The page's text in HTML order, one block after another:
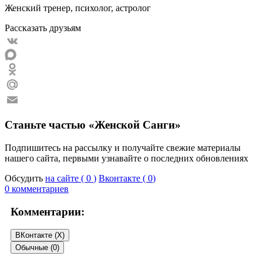
Женский тренер, психолог, астролог
Рассказать друзьям
VK
MAX
Odnoklassniki
Mail.Ru
Станьте частью «Женской Санги»
Подпишитесь на рассылку и получайте свежие материалы
нашего сайта, первыми узнавайте о последних обновлениях
Обсудить на сайте ( 0 ) Вконтакте ( 0)
0 комментариев
Комментарии:
ВКонтакте (X)
Обычные (0)